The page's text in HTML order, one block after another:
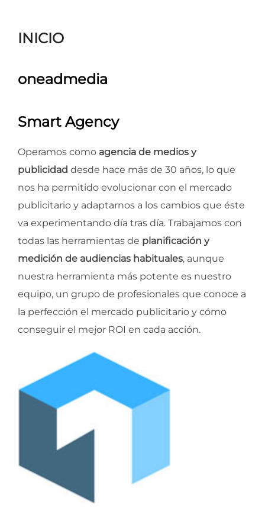
INICIO
oneadmedia
Smart Agency
Operamos como agencia de medios y
publicidad desde hace más de 30 años, lo que
nos ha permitido evolucionar con el mercado
publicitario y adaptarnos a los cambios que éste
va experimentando día tras día. Trabajamos con
todas las herramientas de planificación y
medición de audiencias habituales, aunque
nuestra herramienta más potente es nuestro
equipo, un grupo de profesionales que conoce a
la perfección el mercado publicitario y cómo
conseguir el mejor ROI en cada acción.